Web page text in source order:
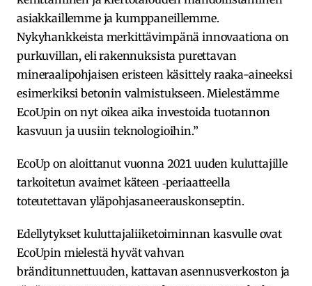
asiakkaillemme ja kumppaneillemme.
Nykyhankkeista merkittävimpänä innovaationa on
purkuvillan, eli rakennuksista purettavan
mineraalipohjaisen eristeen käsittely raaka-aineeksi
esimerkiksi betonin valmistukseen. Mielestämme
EcoUpin on nyt oikea aika investoida tuotannon
kasvuun ja uusiin teknologioihin.”
EcoUp on aloittanut vuonna 2021 uuden kuluttajille
tarkoitetun avaimet käteen ‑periaatteella
toteutettavan yläpohjasaneerauskonseptin.
Edellytykset kuluttajaliiketoiminnan kasvulle ovat
EcoUpin mielestä hyvät vahvan
bränditunnettuuden, kattavan asennusverkoston ja